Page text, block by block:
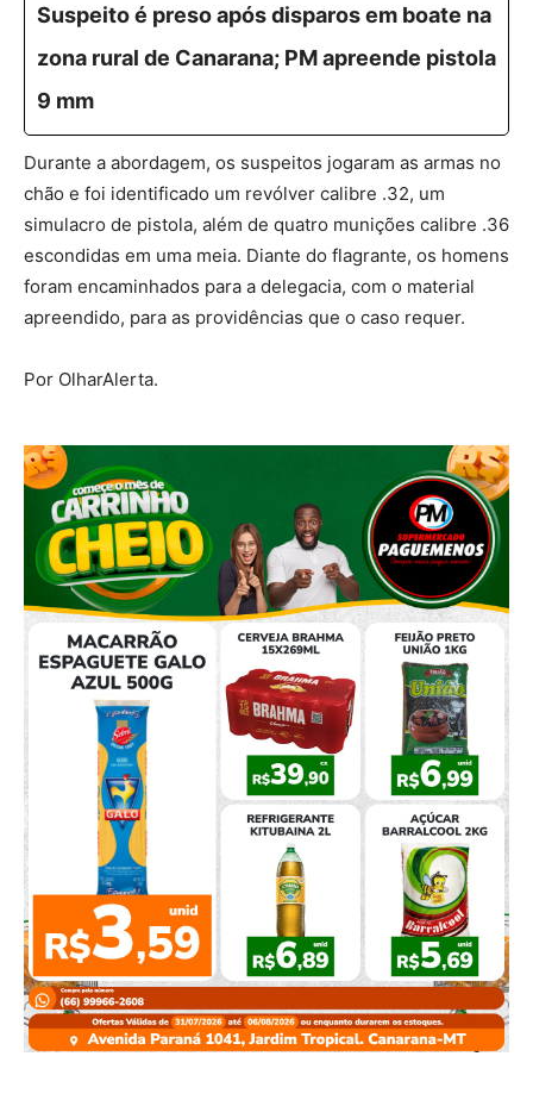
Suspeito é preso após disparos em boate na
zona rural de Canarana; PM apreende pistola
9 mm
Durante a abordagem, os suspeitos jogaram as armas no
chão e foi identificado um revólver calibre .32, um
simulacro de pistola, além de quatro munições calibre .36
escondidas em uma meia. Diante do flagrante, os homens
foram encaminhados para a delegacia, com o material
apreendido, para as providências que o caso requer.
Por OlharAlerta.